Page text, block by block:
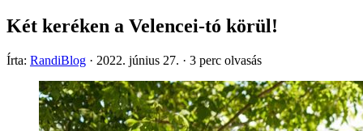
Két keréken a Velencei-tó körül!
Írta: RandiBlog · 2022. június 27. · 3 perc olvasás